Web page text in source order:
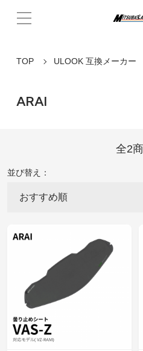
TOP ULOOK 互換メーカー
ARAI
全2
並び替え：